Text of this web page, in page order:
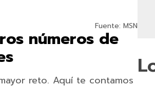
Fuente: MSN
números de
reto. Aquí te contamos